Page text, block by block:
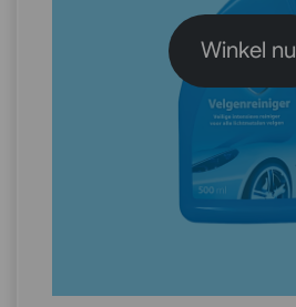
Winkel nu